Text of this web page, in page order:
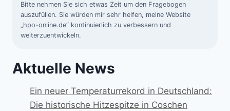
Bitte nehmen Sie sich etwas Zeit um den Fragebogen
auszufüllen. Sie würden mir sehr helfen, meine Website
„hpo-online.de“ kontinuierlich zu verbessern und
weiterzuentwickeln.
Aktuelle News
Ein neuer Temperaturrekord in Deutschland:
Die historische Hitzespitze in Coschen